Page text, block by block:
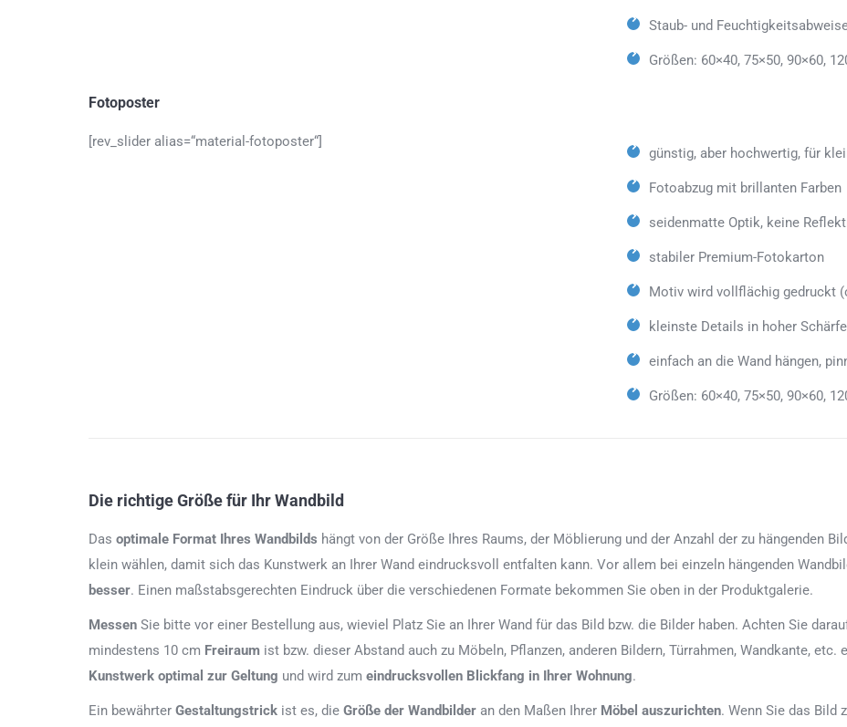
Staub- und
Größen: 60×40, 75×50, 90×60,
Fotoposter
[rev_slider alias=“material-fotoposter“]
günstig, aber hochwertig, für
Fotoabzug mit brillanten Farben
seidenmatte Optik, keine
stabiler Premium-Fotokarton
Motiv wird vollflächig gedruckt
kleinste Details in hoher Schärfe
einfach an die Wand hängen,
Größen: 60×40, 75×50, 90×60,
Die richtige Größe für Ihr Wandbild
Das optimale Format Ihres Wandbilds hängt von der Größe Ihres Raums, der Möblierung und der Anzahl der zu hängenden
klein wählen, damit sich das Kunstwerk an Ihrer Wand eindrucksvoll entfalten kann. Vor allem bei einzeln hängenden
besser. Einen maßstabsgerechten Eindruck über die verschiedenen Formate bekommen Sie oben in der Produktgalerie.
Messen Sie bitte vor einer Bestellung aus, wieviel Platz Sie an Ihrer Wand für das Bild bzw. die Bilder haben. Achten Sie
mindestens 10 cm Freiraum ist bzw. dieser Abstand auch zu Möbeln, Pflanzen, anderen Bildern, Türrahmen, Wandkante,
Kunstwerk optimal zur Geltung und wird zum eindrucksvollen Blickfang in Ihrer Wohnung.
Ein bewährter Gestaltungstrick ist es, die Größe der Wandbilder an den Maßen Ihrer Möbel auszurichten. Wenn Sie das Bild